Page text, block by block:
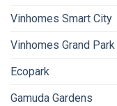
Vinhomes Smart City
Vinhomes Grand Park
Ecopark
Gamuda Gardens